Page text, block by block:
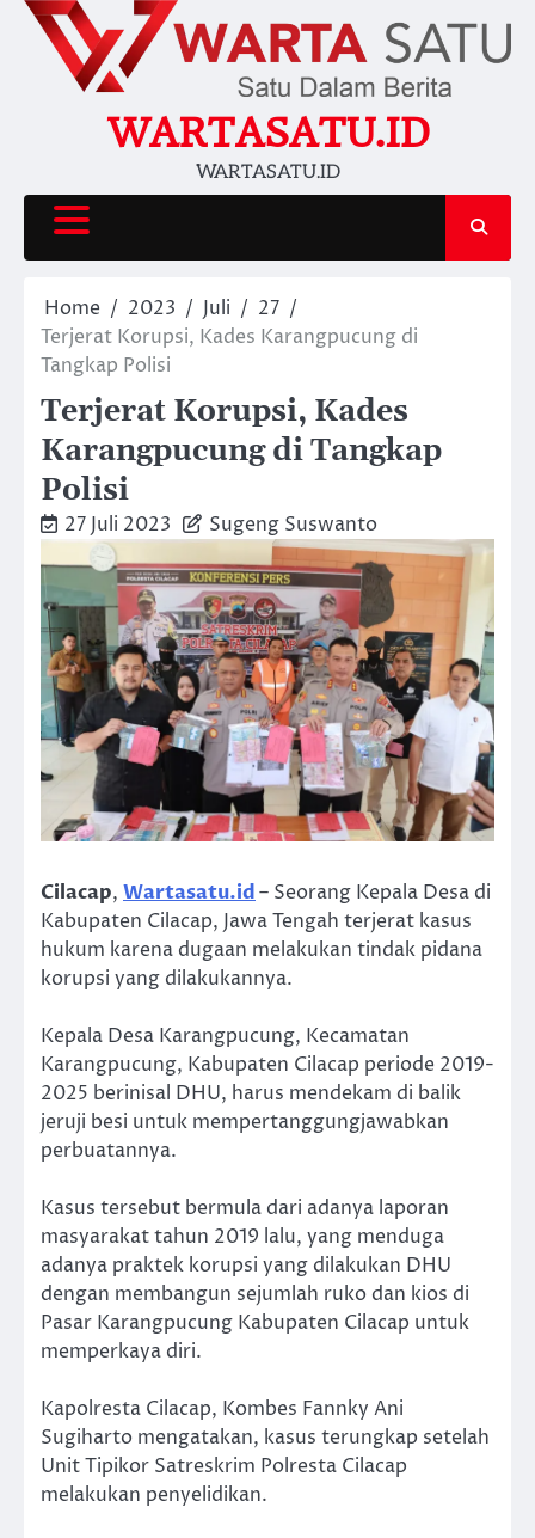
Skip
content
WARTASATU.ID
WARTASATU.ID
Home 2023 Juli
27
Terjerat Korupsi, Kades Karangpucung di
Tangkap Polisi
Terjerat Korupsi, Kades
Karangpucung di Tangkap
Polisi
27 Juli 2023 Sugeng Suswanto
Cilacap, Wartasatu.id– Seorang Kepala Desa di
Kabupaten Cilacap, Jawa Tengah terjerat kasus
hukum karena dugaan melakukan tindak pidana
korupsi yang dilakukannya.
Kepala Desa Karangpucung, Kecamatan
Karangpucung, Kabupaten Cilacap periode 2019-
2025 berinisal DHU, harus mendekam di balik
jeruji besi untuk mempertanggungjawabkan
perbuatannya.
Kasus tersebut bermula dari adanya laporan
masyarakat tahun 2019 lalu, yang menduga
adanya praktek korupsi yang dilakukan DHU
dengan membangun sejumlah ruko dan kios di
Pasar Karangpucung Kabupaten Cilacap untuk
memperkaya diri.
Kapolresta Cilacap, Kombes Fannky Ani
Sugiharto mengatakan, kasus terungkap setelah
Unit Tipikor Satreskrim Polresta Cilacap
melakukan penyelidikan.